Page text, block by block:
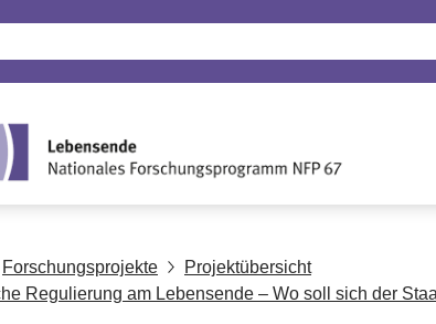
Forschungsprojekte
Projektübersicht
Regulierung am Lebensende – Wo soll sich der